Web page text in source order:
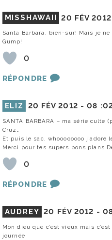
MISSHAWAII 20 FÉV
Santa Barbara, bien-sur! Mais je
Gump!
0
RÉPONDRE
ELIZ 20 FÉV 2012 -08
SANTA BARBARA – ma série culte
Cruz…
Et puis le sac, whoooooooo j’adore
Merci pour tes supers bons plans
0
RÉPONDRE
AUDREY 20 FÉV 2012 -
Mon dieu que c’est vieux mais
journée